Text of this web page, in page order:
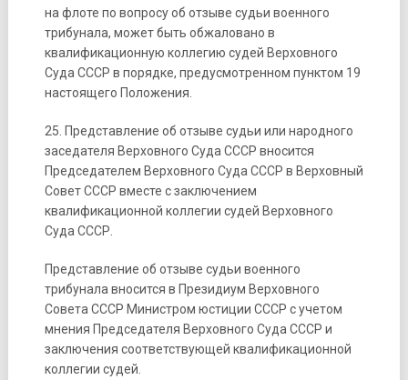
на флоте по вопросу об отзыве судьи военного
трибунала, может быть обжаловано в
квалификационную коллегию судей Верховного
Суда СССР в порядке, предусмотренном пунктом 19
настоящего Положения.
25. Представление об отзыве судьи или народного
заседателя Верховного Суда СССР вносится
Председателем Верховного Суда СССР в Верховный
Совет СССР вместе с заключением
квалификационной коллегии судей Верховного
Суда СССР.
Представление об отзыве судьи военного
трибунала вносится в Президиум Верховного
Совета СССР Министром юстиции СССР с учетом
мнения Председателя Верховного Суда СССР и
заключения соответствующей квалификационной
коллегии судей.